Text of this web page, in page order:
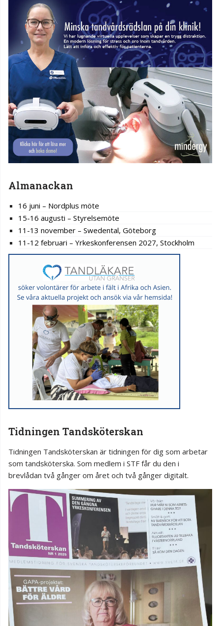
Almanackan
16 juni – Nordplus möte
15-16 augusti – Styrelsemöte
11-13 november – Swedental, Göteborg
11-12 februari – Yrkeskonferensen 2027, Stockholm
Tidningen Tandsköterskan
Tidningen Tandsköterskan är tidningen för dig som arbetar
som tandsköterska. Som medlem i STF får du den i
brevlådan två gånger om året och två gånger digitalt.